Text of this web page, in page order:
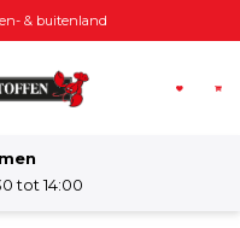
& buitenland
tot 14:00